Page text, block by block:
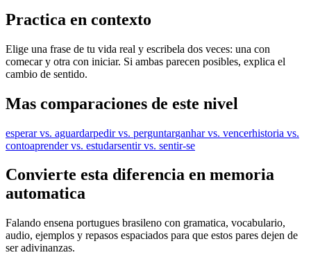
Practica en contexto
Elige una frase de tu vida real y escribela dos veces: una con
comecar y otra con iniciar. Si ambas parecen posibles, explica el
cambio de sentido.
Mas comparaciones de este nivel
esperar vs. aguardarpedir vs. perguntarganhar vs. vencerhistoria vs.
contoaprender vs. estudarsentir vs. sentir-se
Convierte esta diferencia en memoria
automatica
Falando ensena portugues brasileno con gramatica, vocabulario,
audio, ejemplos y repasos espaciados para que estos pares dejen de
ser adivinanzas.